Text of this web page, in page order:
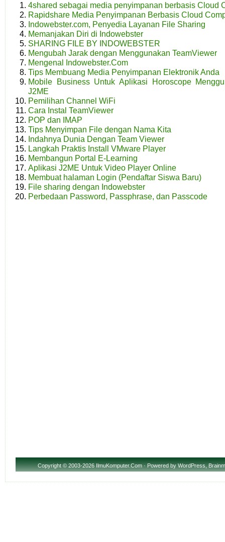
4shared sebagai media penyimpanan berbasis Cloud
Rapidshare Media Penyimpanan Berbasis Cloud
Indowebster.com, Penyedia Layanan File Sharing
Memanjakan Diri di Indowebster
SHARING FILE BY INDOWEBSTER
Mengubah Jarak dengan Menggunakan TeamViewer
Mengenal Indowebster.Com
Tips Membuang Media Penyimpanan Elektronik Anda
Mobile Business Untuk Aplikasi Horoscope
J2ME
Pemilihan Channel WiFi
Cara Instal TeamViewer
POP dan IMAP
Tips Menyimpan File dengan Nama Kita
Indahnya Dunia Dengan Team Viewer
Langkah Praktis Install VMware Player
Membangun Portal E-Learning
Aplikasi J2ME Untuk Video Player Online
Membuat halaman Login (Pendaftar Siswa Baru)
File sharing dengan Indowebster
Perbedaan Password, Passphrase, dan Passcode
Copyright© 2003-2026 IlmuKomputer.Com · Powered byWordPress,